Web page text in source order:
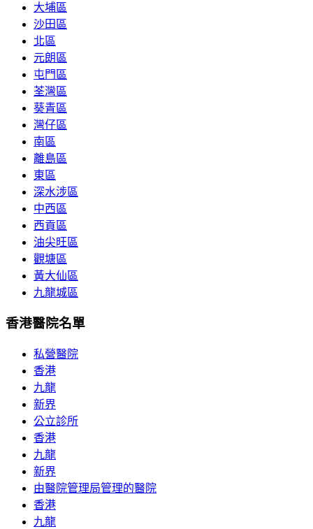
大埔區
沙田區
北區
元朗區
屯門區
荃灣區
葵青區
灣仔區
南區
離島區
東區
深水涉區
中西區
西貢區
油尖旺區
觀塘區
黃大仙區
九龍城區
香港醫院名單
私營醫院
香港
九龍
新界
公立診所
香港
九龍
新界
由醫院管理局管理的醫院
香港
九龍